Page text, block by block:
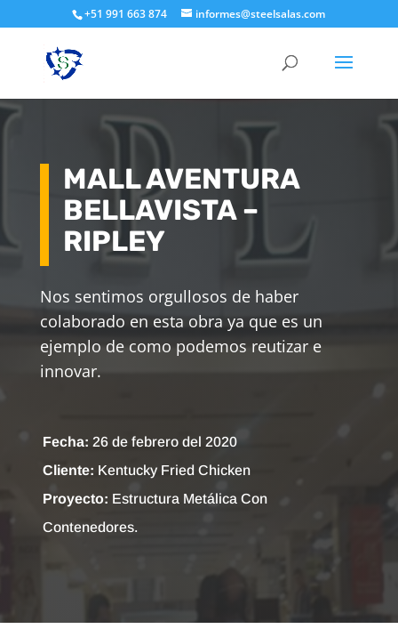
+51 991 663 874 informes@steelsalas.com
MALL AVENTURA
BELLAVISTA –
RIPLEY
Nos sentimos orgullosos de haber
colaborado en esta obra ya que es un
ejemplo de como podemos reutizar e
innovar.
Fecha: 26 de febrero del 2020
Cliente: Kentucky Fried Chicken
Proyecto: Estructura Metálica Con
Contenedores.